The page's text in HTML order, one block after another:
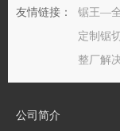
友情链接： 锯王—
定制锯
整厂解
公司简介